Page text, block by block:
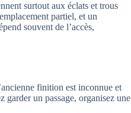
surtout aux éclats et trous
partiel, et un
souvent de l’accès,
finition est inconnue et
garder un passage, organisez une